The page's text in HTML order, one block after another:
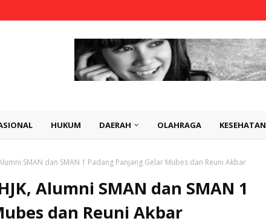
HUKUM DAERAH OLAHRAGA KESEHATAN
SMAN dan SMAN 1 Padang Panjang Gelar Mubes dan Reuni Akbar
Alumni SMAN dan SMAN 1
dan Reuni Akbar